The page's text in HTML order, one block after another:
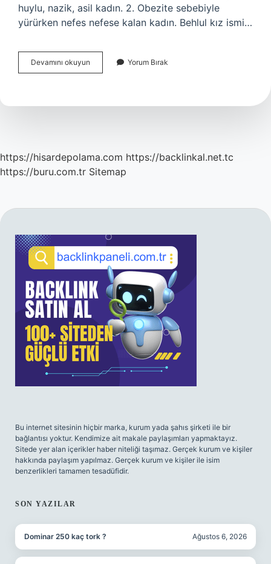
huylu, nazik, asil kadın. 2. Obezite sebebiyle
yürürken nefes nefese kalan kadın. Behlul kız ismi…
Devamını okuyun
Ne
Yorum Bırak
https://hisardepolama.com https://backlinkal.net.tc
https://buru.com.tr Sitemap
SIDEBAR
Bu internet sitesinin hiçbir marka, kurum yada şahıs şirketi ile bir
bağlantısı yoktur. Kendimize ait makale paylaşımları yapmaktayız.
Sitede yer alan içerikler haber niteliği taşımaz. Gerçek kurum ve kişiler
hakkında paylaşım yapılmaz. Gerçek kurum ve kişiler ile isim
benzerlikleri tamamen tesadüfidir.
SON YAZILAR
Dominar 250 kaç tork ? Ağustos 6, 2026